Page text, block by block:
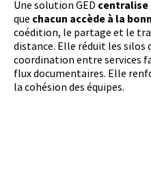
Une solution GED centralise
que chacun accède à la
coédition, le partage et le
distance. Elle réduit les
coordination entre services
flux documentaires. Elle
la cohésion des équipes.